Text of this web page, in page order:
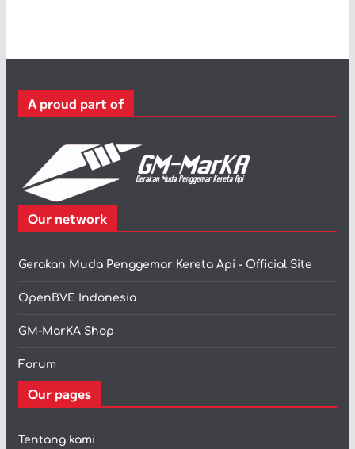
i
A proud part of
Our network
Gerakan Muda Penggemar Kereta Api - Official Site
OpenBVE Indonesia
GM-MarKA Shop
Forum
Our pages
Tentang kami